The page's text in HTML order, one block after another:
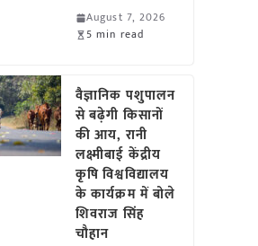
August 7, 2026
5 min read
वैज्ञानिक पशुपालन
से बढ़ेगी किसानों
की आय, रानी
लक्ष्मीबाई केंद्रीय
कृषि विश्वविद्यालय
के कार्यक्रम में बोले
शिवराज सिंह
चौहान